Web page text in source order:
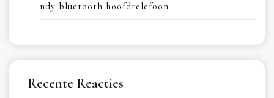
ndy bluetooth hoofdtelefoon
Recente Reacties